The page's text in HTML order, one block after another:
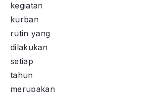
kegiatan
kurban
rutin yang
dilakukan
setiap
tahun
merupakan